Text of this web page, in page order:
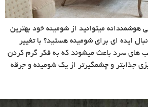
هوشمندانه میتوانید از شومینه خود بهترین
ایده ای برای شومینه هستید؟ با تغییر
سرد باعث میشوند که به فکر گرم کردن
جذابتر و چشمگیرتر از یک شومینه و جرقه